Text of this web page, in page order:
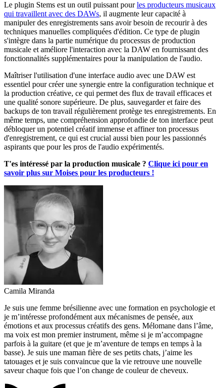
Le plugin Stems est un outil puissant pourles producteurs musicaux
qui travaillent avec des DAWs, il augmente leur capacité à
manipuler des enregistrements sans avoir besoin de recourir à des
techniques manuelles compliquées d'édition. Ce type de plugin
s'intègre dans la partie numérique du processus de production
musicale et améliore l'interaction avec la DAW en fournissant des
fonctionnalités supplémentaires pour la manipulation de l'audio.
Maîtriser l'utilisation d'une interface audio avec une DAW est
essentiel pour créer une synergie entre la configuration technique et
la production créative, ce qui permet des flux de travail efficaces et
une qualité sonore supérieure. De plus, sauvegarder et faire des
backups de ton travail régulièrement protège tes enregistrements. En
même temps, une compréhension approfondie de ton interface peut
débloquer un potentiel créatif immense et affiner ton processus
d'enregistrement, ce qui est crucial aussi bien pour les passionnés
aspirants que pour les pros de l'audio expérimentés.
T'es intéressé par la production musicale ? Clique ici pour en
savoir plus sur Moises pour les producteurs !
Camila Miranda
Je suis une femme brésilienne avec une formation en psychologie et
je m’intéresse profondément aux mécanismes de pensée, aux
émotions et aux processus créatifs des gens. Mélomane dans l’âme,
ma voix est mon premier instrument, même si je m’accompagne
parfois à la guitare (et que je m’aventure de temps en temps à la
basse). Je suis une maman fière de ses petits chats, j’aime les
tatouages et je suis convaincue que la vie retrouve une nouvelle
saveur chaque fois que l’on change de couleur de cheveux.